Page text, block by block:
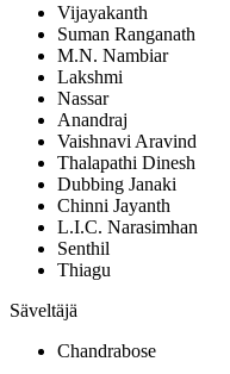
Vijayakanth
Suman Ranganath
M.N. Nambiar
Lakshmi
Nassar
Anandraj
Vaishnavi Aravind
Thalapathi Dinesh
Dubbing Janaki
Chinni Jayanth
L.I.C. Narasimhan
Senthil
Thiagu
Säveltäjä
Chandrabose